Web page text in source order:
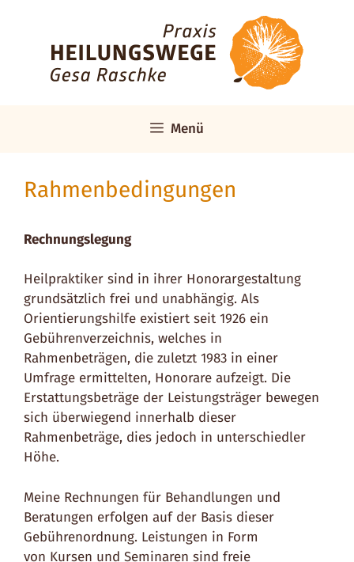
springen
Menü
Rahmenbedingungen
Rechnungslegung
Heilpraktiker sind in ihrer Honorargestaltung
grundsätzlich frei und unabhängig. Als
Orientierungshilfe existiert seit 1926 ein
Gebührenverzeichnis, welches in
Rahmenbeträgen, die zuletzt 1983 in einer
Umfrage ermittelten, Honorare aufzeigt. Die
Erstattungsbeträge der Leistungsträger bewegen
sich überwiegend innerhalb dieser
Rahmenbeträge, dies jedoch in unterschiedler
Höhe.
Meine Rechnungen für Behandlungen und
Beratungen erfolgen auf der Basis dieser
Gebührenordnung. Leistungen in Form
von Kursen und Seminaren sind freie